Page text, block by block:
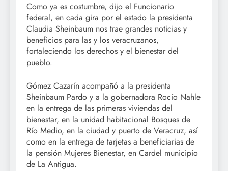
Como ya es costumbre, dijo el Funcionario
federal, en cada gira por el estado la presidenta
Claudia Sheinbaum nos trae grandes noticias y
beneficios para las y los veracruzanos,
fortaleciendo los derechos y el bienestar del
pueblo.
Gómez Cazarín acompañó a la presidenta
Sheinbaum Pardo y a la gobernadora Rocío Nahle
en la entrega de las primeras viviendas del
bienestar, en la unidad habitacional Bosques de
Río Medio, en la ciudad y puerto de Veracruz, así
como en la entrega de tarjetas a beneficiarias de
la pensión Mujeres Bienestar, en Cardel municipio
de La Antigua.